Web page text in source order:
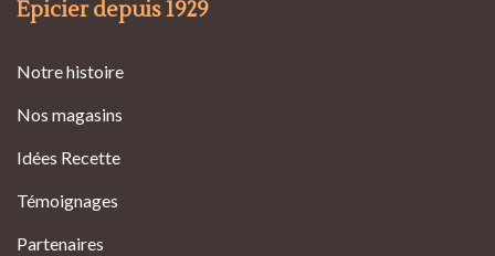
Epicier depuis 1929
Notre histoire
Nos magasins
Idées Recette
Témoignages
Partenaires